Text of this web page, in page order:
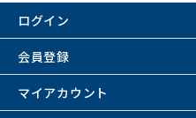
ログイン
会員登録
マイアカウント